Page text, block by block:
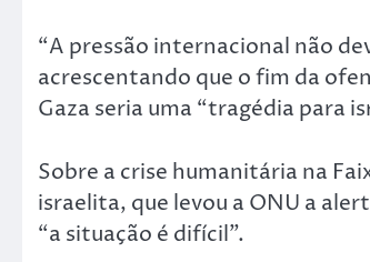
“A pressão internacional não
acrescentando que o fim da
Gaza seria uma “tragédia para
Sobre a crise humanitária na
israelita, que levou a ONU a
“a situação é difícil”.